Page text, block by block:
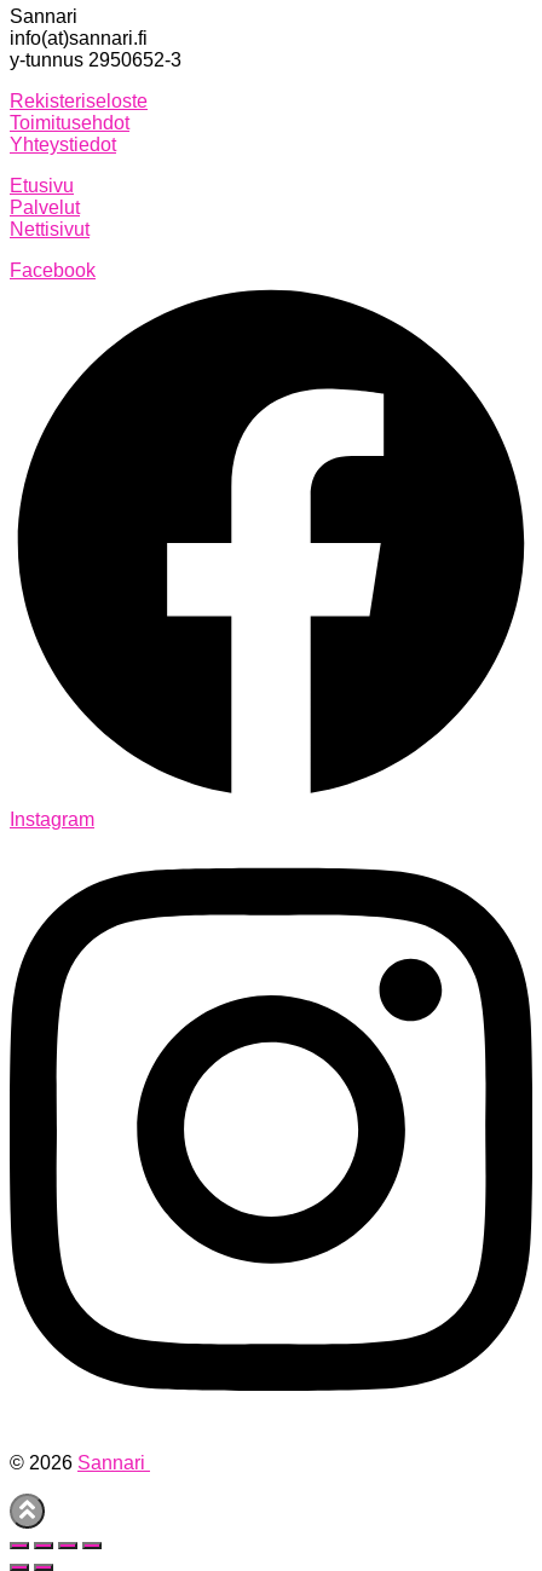
Sannari
info(at)sannari.fi
y-tunnus 2950652-3
Rekisteriseloste
Toimitusehdot
Yhteystiedot
Etusivu
Palvelut
Nettisivut
Facebook
Instagram
© 2026 Sannari